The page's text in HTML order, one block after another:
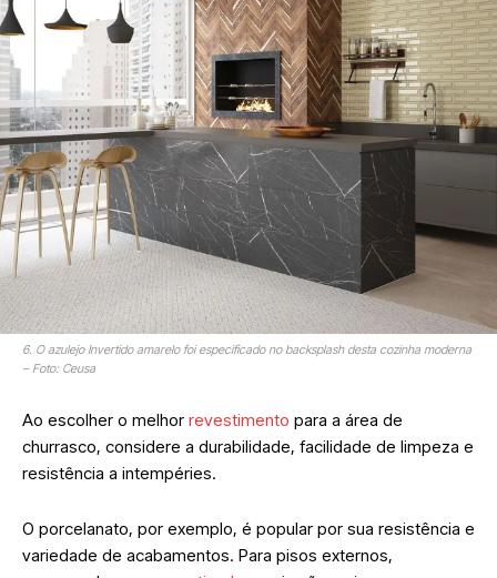
6. O azulejo Invertido amarelo foi especificado no backsplash desta cozinha moderna
– Foto: Ceusa
Ao escolher o melhor revestimento para a área de
churrasco, considere a durabilidade, facilidade de limpeza e
resistência a intempéries.
O porcelanato, por exemplo, é popular por sua resistência e
variedade de acabamentos. Para pisos externos,